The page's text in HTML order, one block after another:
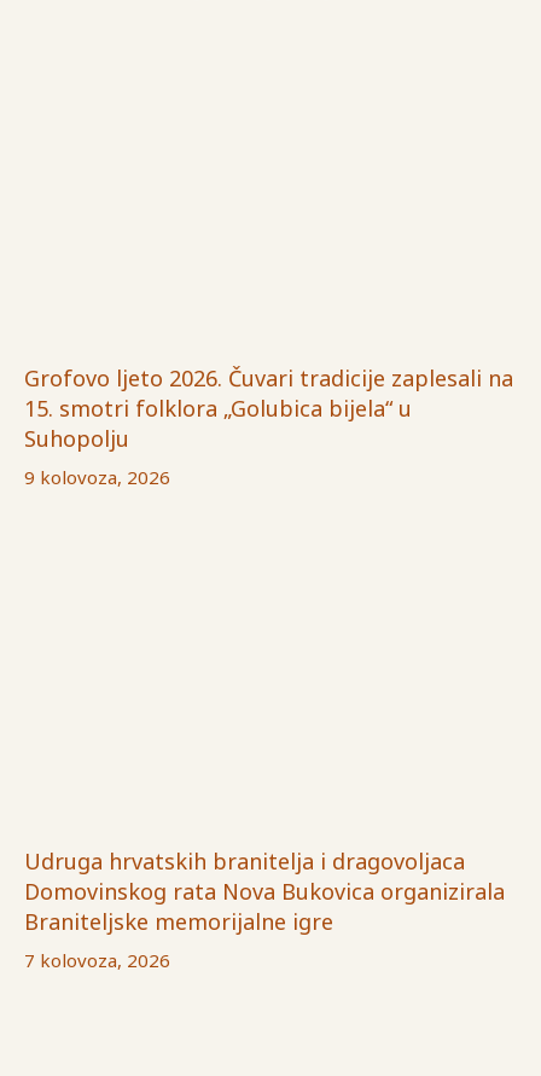
Grofovo ljeto 2026. Čuvari tradicije zaplesali na
15. smotri folklora „Golubica bijela“ u
Suhopolju
9 kolovoza, 2026
Udruga hrvatskih branitelja i dragovoljaca
Domovinskog rata Nova Bukovica organizirala
Braniteljske memorijalne igre
7 kolovoza, 2026